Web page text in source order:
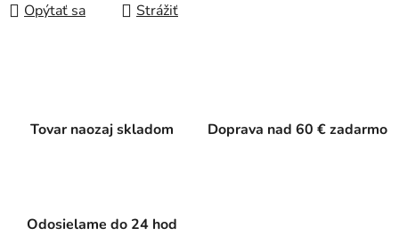
Opýtať sa Strážiť
Tovar naozaj skladom Doprava nad 60 € zadarmo
Odosielame do 24 hod